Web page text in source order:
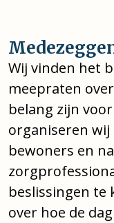
Wij vinden het
meepraten
belang zijn
organiseren
bewoners en
beslissingen te
over hoe de